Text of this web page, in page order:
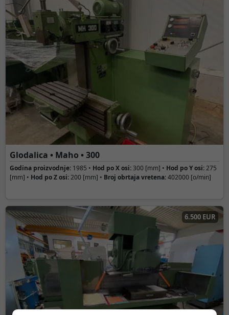
Glodalica • Maho • 300
Godina proizvodnje: 1985 • Hod po X osi:300 [mm] • Hod po Y osi:275
[mm] • Hod po Z osi:200 [mm] • Broj obrtaja vretena:402000 [o/min]
6.500 EUR